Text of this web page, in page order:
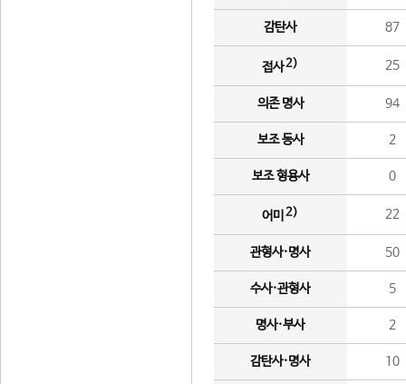
감탄사 87
접사2) 25
의존 명사 94
보조 동사 2
보조 형용사 0
어미 2) 22
관형사·명사 50
수사·관형사 5
명사·부사 2
감탄사·명사 10